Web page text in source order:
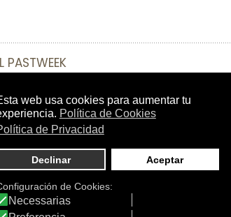
PASTWEEK
Ayuda a seguir fácil y puntualmente el
olvido. Sencillo e higiénico le liberará de